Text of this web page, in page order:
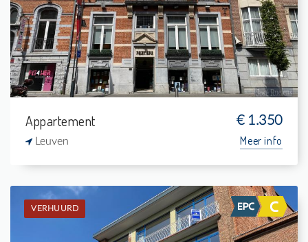
3
14 m²
1
132 m²
Appartement € 1.350
Leuven Meer info
VERHUURD